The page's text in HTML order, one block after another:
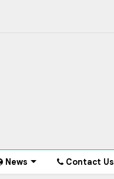
News Contact Us